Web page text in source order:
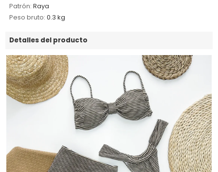
Patrón: Raya
Peso bruto: 0.3 kg
Detalles del producto